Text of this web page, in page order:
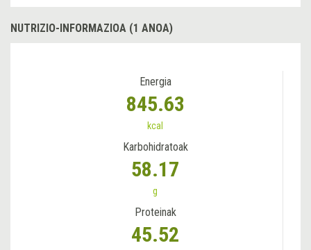
NUTRIZIO-INFORMAZIOA (1 ANOA)
Energia
845.63
kcal
Karbohidratoak
58.17
g
Proteinak
45.52